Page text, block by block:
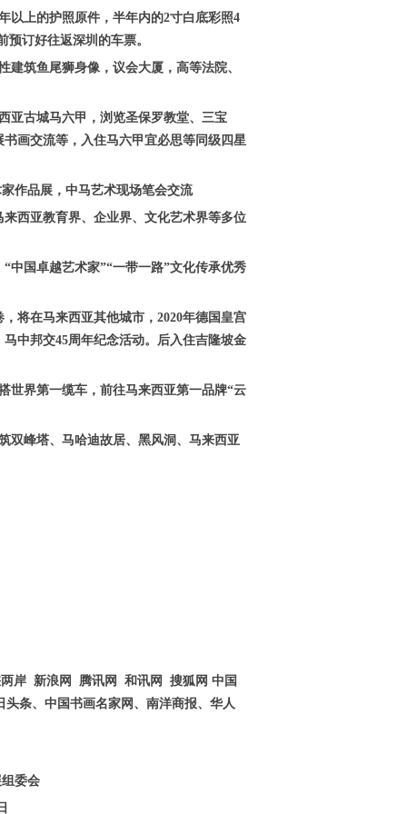
以上的护照原件，半年内的2寸白底彩照4
订好往返深圳的车票。
筑鱼尾狮身像，议会大厦，高等法院、
亚古城马六甲，浏览圣保罗教堂、三宝
画交流等，入住马六甲宜必思等同级四星
作品展，中马艺术现场笔会交流
西亚教育界、企业界、文化艺术界等多位
国卓越艺术家”“一带一路”文化传承优秀
将在马来西亚其他城市，2020年德国皇宫
中邦交45周年纪念活动。后入住吉隆坡金
世界第一缆车，前往马来西亚第一品牌“云
双峰塔、马哈迪故居、黑风洞、马来西亚
岸 新浪网 腾讯网 和讯网 搜狐网 中国
条、中国书画名家网、南洋商报、华人
委会